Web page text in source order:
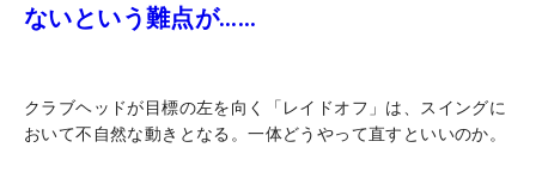
ないという難点が……
クラブヘッドが目標の左を向く「レイドオフ」は、スイングに
おいて不自然な動きとなる。一体どうやって直すといいのか。